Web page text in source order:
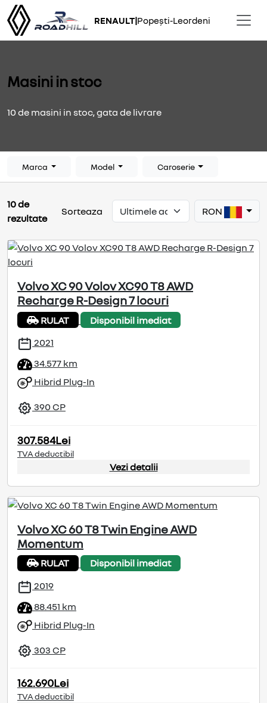
RENAULT|Popești-Leordeni
Masini in stoc
10 de masini in stoc, gata de livrare
Marca Model Caroserie
10 de
rezultate
Sorteaza RON
Volvo XC 90 Volov XC90 T8 AWD
Recharge R-Design 7 locuri
RULAT
Disponibil imediat
2021
34.577 km
Hibrid Plug-In
390 CP
307.584Lei
TVA deductibil
Vezi detalii
Volvo XC 60 T8 Twin Engine AWD
Momentum
RULAT
Disponibil imediat
2019
88.451 km
Hibrid Plug-In
303 CP
162.690Lei
TVA deductibil